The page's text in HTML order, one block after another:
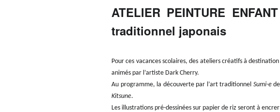
ATELIER PEINTURE
traditionnel japonais
Pour ces vacances scolaires, des ateliers créatifs à
animés par l’artiste Dark Cherry.
Au programme, la découverte par l’art traditionnel Sumi-e
Kitsune.
Les illustrations pré-dessinées sur papier de riz seront à